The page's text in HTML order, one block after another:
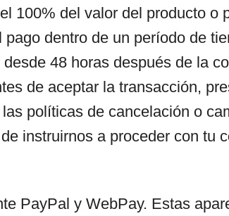
100% del valor del producto o
dentro de un período de
48 horas después de la
de aceptar la transacción,
políticas de cancelación o
instruirnos a proceder con tu
PayPal y WebPay. Estas